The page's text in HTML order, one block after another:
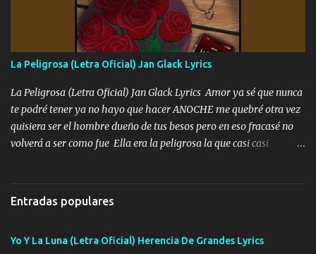
mando un abrazo andamos al cien Choritas también Música
Ando en la colonia bien acelerado traigo un M2 que nunca me ha
fallado para mi compadre mandó un fuerte abrazo también al
Especial sabe que lo apreciamos En los mejores antros me verán
tomando con mujeres hermosas y botellas destapando siempre
bien cuidado bien atrabancado y a los que me conocen ya saben de
lo que hablo Entre lob...
La Peligrosa (Letra Oficial) Jan Glack Lyrics
La Peligrosa (Letra Oficial) Jan Glack Lyrics Amor ya sé que nunca
te podré tener ya no hayo que hacer ANOCHE me quebré otra vez
quisiera ser el hombre dueño de tus besos pero en eso fracasé no
volverá a ser como fue Ella era la peligrosa la que casi casi
años solo pienso en ti mami no me crees se que no me crees
Música Amar me duele estoy rodeado de mujeres pero solo
pasión en la troca tus labios besándome yo quitándote la ropa no
Entradas populares
Yo Y La Luna (Letra Oficial) Herencia De Grandes Lyrics